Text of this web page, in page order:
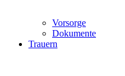
Vorsorge
Dokumente
Trauern